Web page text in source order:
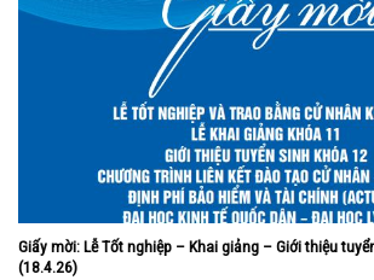
Giấy mời: Lễ Tốt nghiệp – Khai giảng – Giới thiệu
(18.4.26)